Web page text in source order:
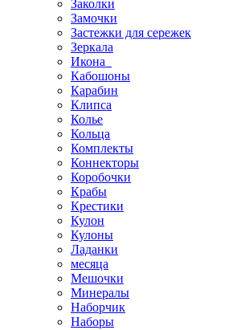
Заколки
Замочки
Застежки для сережек
Зеркала
Икона
Кабошоны
Карабин
Клипса
Колье
Кольца
Комплекты
Коннекторы
Коробочки
Крабы
Крестики
Кулон
Кулоны
Ладанки
месяца
Мешочки
Минералы
Наборчик
Наборы